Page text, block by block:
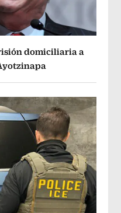
domiciliaria a